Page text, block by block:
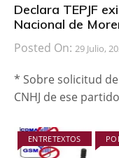
Declara TEPJF
Nacional de
Posted On: 29 Julio,
* Sobre solicitud
CNHJ de ese
ENTRETEXTOS